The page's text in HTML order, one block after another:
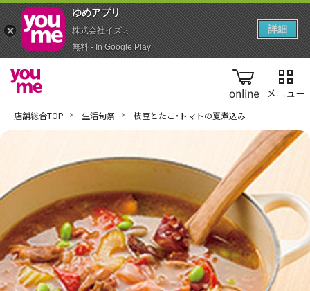
online
店舗総合TOP 生活旬祭 枝豆とたこ・トマトの夏煮込み
ゆめアプ‪リ‬
株式会社イズミ
無料 - In Google Play
詳細